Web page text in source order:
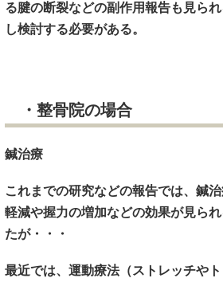
る腱の断裂などの副作用報告も見ら
し検討する必要がある。
・整骨院の場合
鍼治療
これまでの研究などの報告では、鍼
軽減や握力の増加などの効果が見ら
たが・・・
最近では、運動療法（ストレッチや